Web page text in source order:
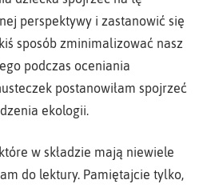
perspektywy i zastanowić się
sposób zminimalizować nasz
podczas oceniania
postanowiłam spojrzeć
ekologii.
w składzie mają niewiele
do lektury. Pamiętajcie tylko,